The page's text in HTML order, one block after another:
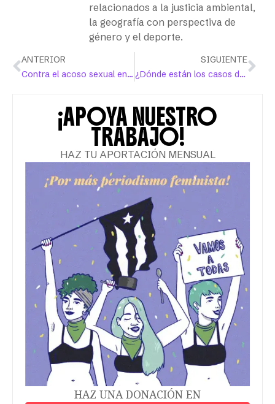
relacionados a la justicia ambiental,
la geografía con perspectiva de
género y el deporte.
ANTERIOR
Contra el acoso sexual en el entrenamiento deportivo
SIGUIENTE
¿Dónde están los casos de violencia doméstica?
¡APOYA NUESTRO
TRABAJO!
HAZ TU APORTACIÓN MENSUAL
HAZ UNA DONACIÓN EN